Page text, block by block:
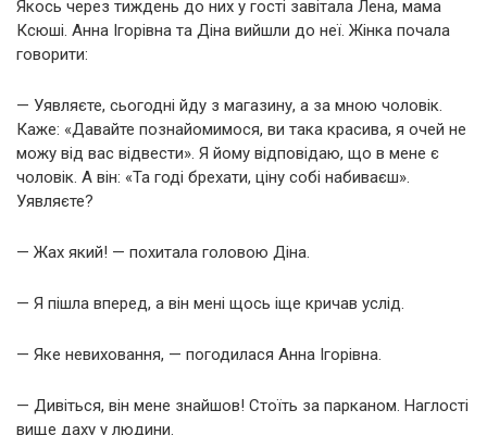
Якось через тиждень до них у гості завітала Лена, мама
Ксюші. Анна Ігорівна та Діна вийшли до неї. Жінка почала
говорити:
— Уявляєте, сьогодні йду з магазину, а за мною чоловік.
Каже: «Давайте познайомимося, ви така красива, я очей не
можу від вас відвести». Я йому відповідаю, що в мене є
чоловік. А він: «Та годі брехати, ціну собі набиваєш».
Уявляєте?
— Жах який! — похитала головою Діна.
— Я пішла вперед, а він мені щось іще кричав услід.
— Яке невиховання, — погодилася Анна Ігорівна.
— Дивіться, він мене знайшов! Стоїть за парканом. Наглості
вище даху у людини.